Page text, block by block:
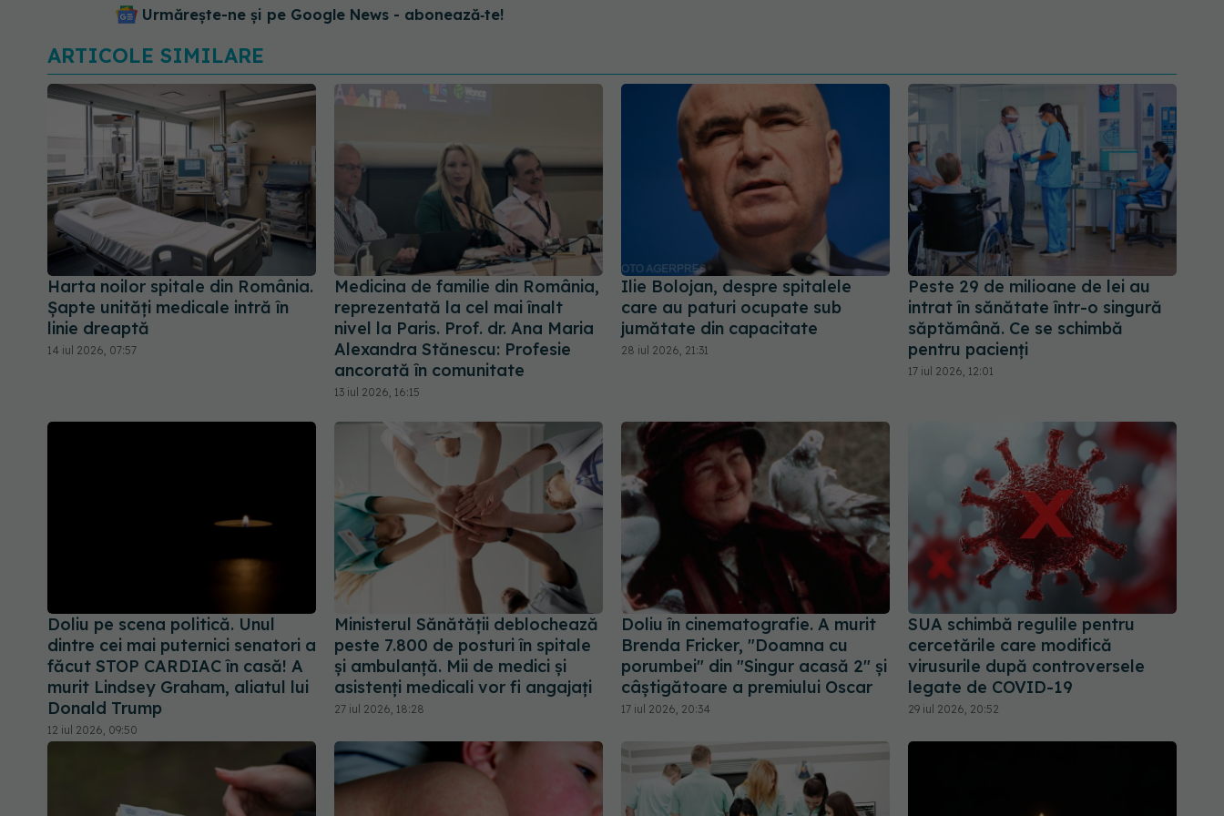
Urmărește-ne și pe Google News - abonează‑te!
ARTICOLE SIMILARE
Harta noilor spitale din România.
Șapte unități medicale intră în
linie dreaptă
14 iul 2026, 07:57
Medicina de familie din România,
reprezentată la cel mai înalt
nivel la Paris. Prof. dr. Ana Maria
Alexandra Stănescu: Profesie
ancorată în comunitate
13 iul 2026, 16:15
Ilie Bolojan, despre spitalele
care au paturi ocupate sub
jumătate din capacitate
28 iul 2026, 21:31
Peste 29 de milioane de lei au
intrat în sănătate într-o singură
săptămână. Ce se schimbă
pentru pacienți
17 iul 2026, 12:01
Doliu pe scena politică. Unul
dintre cei mai puternici senatori a
făcut STOP CARDIAC în casă! A
murit Lindsey Graham, aliatul lui
Donald Trump
12 iul 2026, 09:50
Ministerul Sănătății deblochează
peste 7.800 de posturi în spitale
și ambulanță. Mii de medici și
asistenți medicali vor fi angajați
27 iul 2026, 18:28
Doliu în cinematografie. A murit
Brenda Fricker, "Doamna cu
porumbei" din "Singur acasă 2" și
câștigătoare a premiului Oscar
17 iul 2026, 20:34
SUA schimbă regulile pentru
cercetările care modifică
virusurile după controversele
legate de COVID-19
29 iul 2026, 20:52